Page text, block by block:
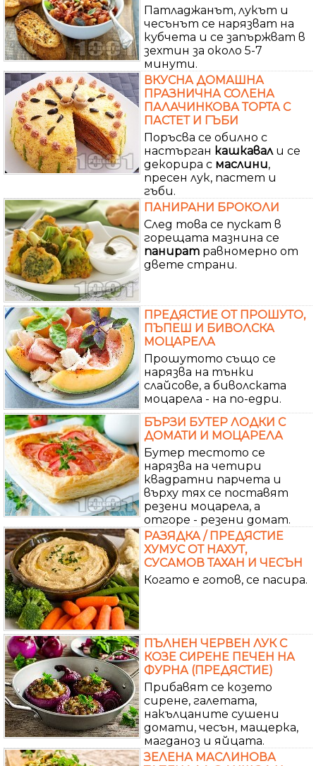
Патладжанът, лукът и
чесънът се нарязват на
кубчета и се запържват в
зехтин за около 5-7
минути.
ВКУСНА ДОМАШНА
ПРАЗНИЧНА СОЛЕНА
ПАЛАЧИНКОВА ТОРТА С
ПАСТЕТ И ГЪБИ
Поръсва се обилно с
настърган кашкавал и се
декорира с маслини,
пресен лук, пастет и
гъби.
ПАНИРАНИ БРОКОЛИ
След това се пускат в
горещата мазнина се
панират равномерно от
двете страни.
ПРЕДЯСТИЕ ОТ ПРОШУТО,
ПЪПЕШ И БИВОЛСКА
МОЦАРЕЛА
Прошутото също се
нарязва на тънки
слайсове, а биволската
моцарела - на по-едри.
БЪРЗИ БУТЕР ЛОДКИ С
ДОМАТИ И МОЦАРЕЛА
Бутер тестото се
нарязва на четири
квадратни парчета и
върху тях се поставят
резени моцарела, а
отгоре - резени домат.
РАЗЯДКА / ПРЕДЯСТИЕ
ХУМУС ОТ НАХУТ,
СУСАМОВ ТАХАН И ЧЕСЪН
Когато е готов, се пасира.
ПЪЛНЕН ЧЕРВЕН ЛУК С
КОЗЕ СИРЕНЕ ПЕЧЕН НА
ФУРНА (ПРЕДЯСТИЕ)
Прибавят се козето
сирене, галетата,
накълцаните сушени
домати, чесън, мащерка,
магданоз и яйцата.
ЗЕЛЕНА МАСЛИНОВА